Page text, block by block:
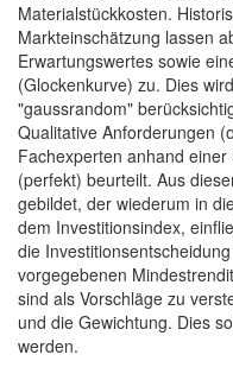
Materialstückkosten.
Markteinschätzung lassen
Erwartungswertes sowie
(Glockenkurve) zu. Dies
"gaussrandom"
Qualitative Anforderungen
Fachexperten anhand
(perfekt) beurteilt. Aus
gebildet, der wiederum in
dem Investitionsindex,
die
vorgegebenen
sind als Vorschläge zu
und die Gewichtung. Dies
werden.